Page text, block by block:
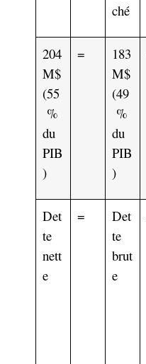
ché
204
M$
(55
%
du
PIB
)
=
183
M$
(49
%
du
PIB
)
Det
te
nett
e
=
Det
te
brut
e